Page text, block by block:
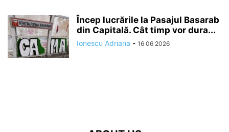
Încep lucrările la Pasajul Basarab
din Capitală. Cât timp vor dura...
Ionescu Adriana - 16 06 2026